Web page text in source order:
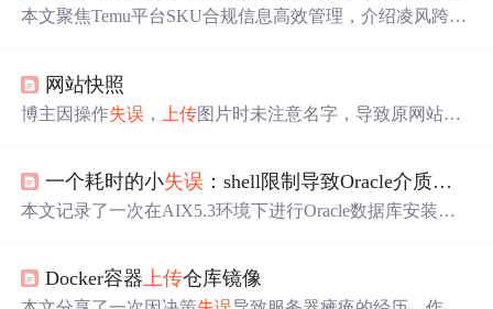
本文聚焦Temu平台SKU合规信息高效管理，介绍凌风跨境
ork Timeout报错与填错风险。工具深度适配Temu商家后
台，支持制造商、欧代、包装材料等关键合规字段的标准
网站快照
博主因操作失误 ， 上传图片时未注意名字，导致原网站快
一个耗时的小失误 ：shell限制导致Oracle介质上传
本文记录了一次在AIX5.3环境下进行Oracle数据库安装介
查发现是由于系统默认的文件大小限制导致的，通过调整/
etc/security/limits中fsize的值解决了该问题。
Docker容器 上传仓库镜像